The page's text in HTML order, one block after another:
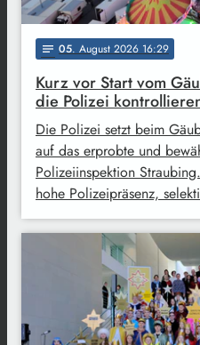
notes 05. August 2026 16:29
Kurz vor Start vom
die Polizei
Die Polizei setzt beim
auf das erprobte und
Polizeiinspektion
hohe Polizeipräsenz,